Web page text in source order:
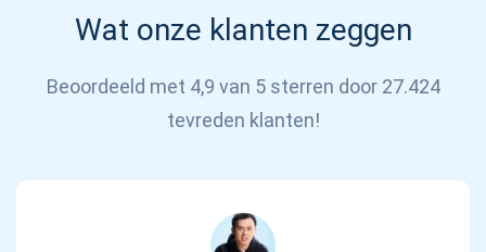
Wat onze klanten zeggen
Beoordeeld met 4,9 van 5 sterren door 27.424
tevreden klanten!